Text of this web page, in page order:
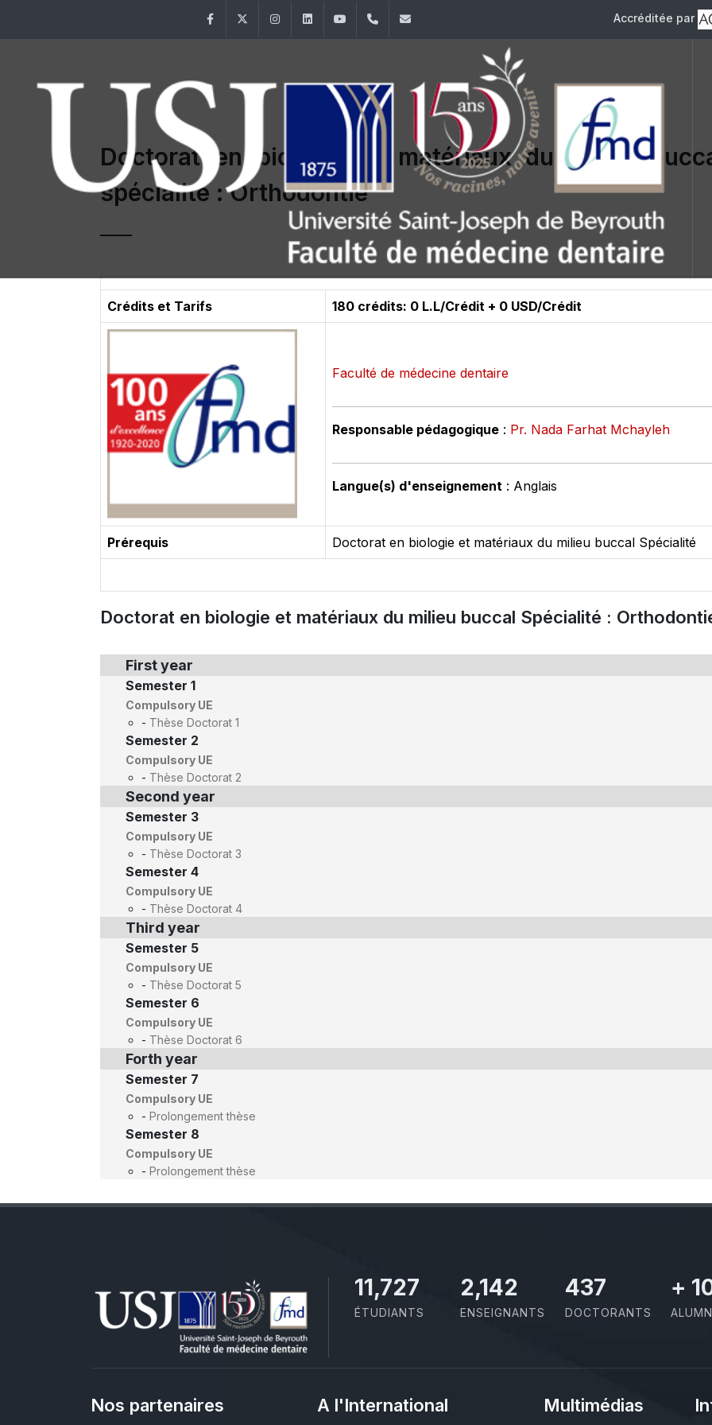
FacebookTwitter InstagramLinkedInYouTube+961 (1) 421 280 Accréditée par
Doctorat en biologie et matériaux du milieu
spécialité : Orthodontie
Crédits et Tarifs 180 crédits: 0 L.L/Crédit + 0 USD/Crédit
Faculté de médecine dentaire
Responsable pédagogique : Pr. Nada Farhat Mchayleh
Langue(s) d'enseignement : Anglais
Prérequis Doctorat en biologie et matériaux du milieu buccal Spécialité
Doctorat en biologie et matériaux du milieu buccal Spécialité :
First year
Semester 1
Compulsory UE
- Thèse Doctorat 1
Semester 2
Compulsory UE
- Thèse Doctorat 2
Second year
Semester 3
Compulsory UE
- Thèse Doctorat 3
Semester 4
Compulsory UE
- Thèse Doctorat 4
Third year
Semester 5
Compulsory UE
- Thèse Doctorat 5
Semester 6
Compulsory UE
- Thèse Doctorat 6
Forth year
Semester 7
Compulsory UE
- Prolongement thèse
Semester 8
Compulsory UE
- Prolongement thèse
11,727
ÉTUDIANTS
2,142
ENSEIGNANTS
437
DOCTORANTS
+
Nos partenaires A l'International Multimédias